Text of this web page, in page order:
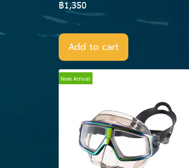
฿1,350
Add to cart
New Arrival